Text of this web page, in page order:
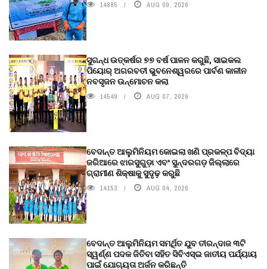
14885 AUG 09, 2026
ସୁଗନ୍ଧ ଉତ୍କର୍ଷର ୭୭ ବର୍ଷ ପାଳନ କରୁଛି, ସାଇକଲ
ପିୟୋର୍‌ ଅଗରବତୀ ଭୁବନେଶ୍ୱରରେ ପାର୍ବଣ କାଳୀନ
ନବସୃଜନ ଉନ୍ମୋଚନ କଲା
14549 AUG 07, 2026
ବେଦାନ୍ତ ଆଲୁମିନିୟମ କୋଇଲା ଖଣି ପ୍ରକଳ୍ପ ବିଦ୍ୟା
ଜରିଆରେ ଝାରସୁଗୁଡ଼ା ଏବଂ ସୁନ୍ଦରଗଡ଼ ଜିଲ୍ଲାରେ
ଗ୍ରାମୀଣ ଶିକ୍ଷାକୁ ସୁଦୃଢ଼ କରୁଛି
14153 AUG 04, 2026
ବେଦାନ୍ତ ଆଲୁମିନିୟମ ସମର୍ଥିତ ଯୁବ ତୀରନ୍ଦାଜ ୩ଟି
ସ୍ୱର୍ଣ୍ଣ ପଦକ ଜିତିବା ସହିତ ସିବିଏସ୍ଇ ଜାତୀୟ ପର୍ଯ୍ୟାୟ
ପାଇଁ ଯୋଗ୍ୟତା ଅର୍ଜନ କରିଛନ୍ତି